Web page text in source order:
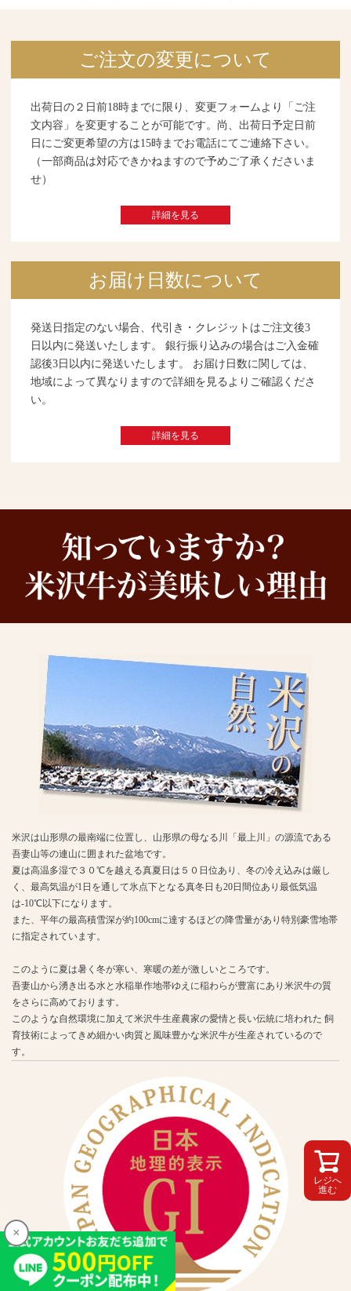
×
レジへ
進む
ご注文の変更について
出荷日の２日前18時までに限り、変更フォームより「ご注
文内容」を変更することが可能です。尚、出荷日予定日前
日にご変更希望の方は15時までお電話にてご連絡下さい。
（一部商品は対応できかねますので予めご了承くださいま
せ）
詳細を見る
お届け日数について
発送日指定のない場合、代引き・クレジットはご注文後3
日以内に発送いたします。 銀行振り込みの場合はご入金確
認後3日以内に発送いたします。 お届け日数に関しては、
地域によって異なりますので詳細を見るよりご確認くださ
い。
詳細を見る
米沢は山形県の最南端に位置し、山形県の母なる川「最上川」の源流である
吾妻山等の連山に囲まれた盆地です。
夏は高温多湿で３０℃を越える真夏日は５０日位あり、冬の冷え込みは厳し
く、最高気温が1日を通して氷点下となる真冬日も20日間位あり最低気温
は-10℃以下になります。
また、平年の最高積雪深が約100cmに達するほどの降雪量があり特別豪雪地帯
に指定されています。
このように夏は暑く冬が寒い、寒暖の差が激しいところです。
吾妻山から湧き出る水と水稲単作地帯ゆえに稲わらが豊富にあり米沢牛の質
をさらに高めております。
このような自然環境に加えて米沢牛生産農家の愛情と長い伝統に培われた 飼
育技術によってきめ細かい肉質と風味豊かな米沢牛が生産されているので
す。